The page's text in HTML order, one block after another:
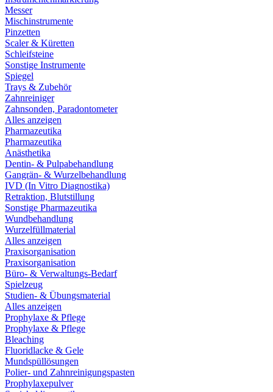
Messer
Mischinstrumente
Pinzetten
Scaler & Küretten
Schleifsteine
Sonstige Instrumente
Spiegel
Trays & Zubehör
Zahnreiniger
Zahnsonden, Paradontometer
Alles anzeigen
Pharmazeutika
Pharmazeutika
Anästhetika
Dentin- & Pulpabehandlung
Gangrän- & Wurzelbehandlung
IVD (In Vitro Diagnostika)
Retraktion, Blutstillung
Sonstige Pharmazeutika
Wundbehandlung
Wurzelfüllmaterial
Alles anzeigen
Praxisorganisation
Praxisorganisation
Büro- & Verwaltungs-Bedarf
Spielzeug
Studien- & Übungsmaterial
Alles anzeigen
Prophylaxe & Pflege
Prophylaxe & Pflege
Bleaching
Fluoridlacke & Gele
Mundspüllösungen
Polier- und Zahnreinigungspasten
Prophylaxepulver